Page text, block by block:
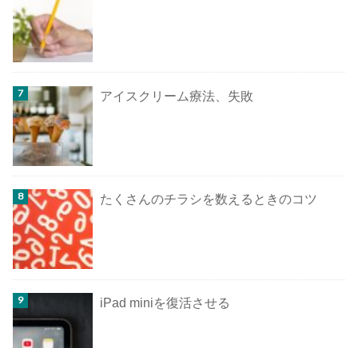
アイスクリーム療法、失敗
たくさんのチラシを数えるときのコツ
iPad miniを復活させる